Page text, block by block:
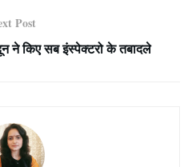
Post
ने किए सब इंस्पेक्टरो के तबादले